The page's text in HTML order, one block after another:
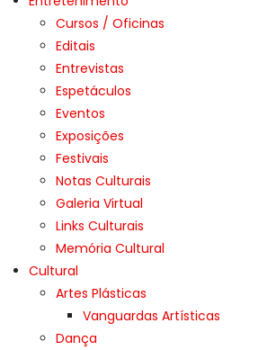
Cursos / Oficinas
Editais
Entrevistas
Espetáculos
Eventos
Exposições
Festivais
Notas Culturais
Galeria Virtual
Links Culturais
Memória Cultural
Cultural
Artes Plásticas
Vanguardas Artísticas
Dança